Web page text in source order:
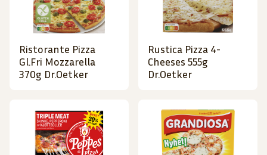
Ristorante Pizza
Gl.Fri Mozzarella
370g Dr.Oetker
Rustica Pizza 4-
Cheeses 555g
Dr.Oetker